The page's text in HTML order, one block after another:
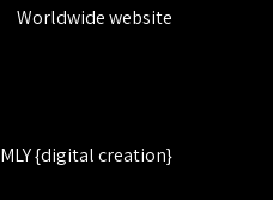
Worldwide website
{digital creation}